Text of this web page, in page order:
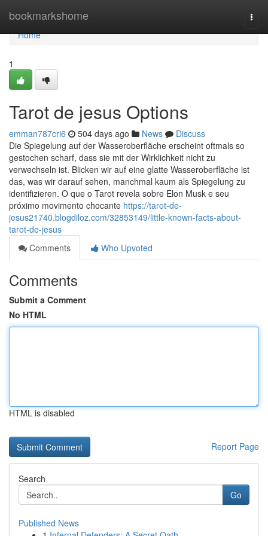
bookmarkshome
Home
Home
1
Tarot de jesus Options
emman787cri6 504 days ago News
Discuss
Die Spiegelung auf der Wasseroberfläche erscheint oftmals so
gestochen scharf, dass sie mit der Wirklichkeit nicht zu
verwechseln ist. Blicken wir auf eine glatte Wasseroberfläche ist
das, was wir darauf sehen, manchmal kaum als Spiegelung zu
identifizieren. O que o Tarot revela sobre Elon Musk e seu
próximo movimento chocante https://tarot-de-
jesus21740.blogdiloz.com/32853149/little-known-facts-about-
tarot-de-jesus
Comments
Who Upvoted
Comments
Submit a Comment
No HTML
HTML is disabled
Report Page
Search
Go
Published News